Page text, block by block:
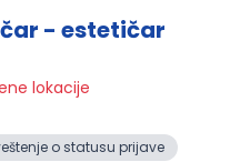
- estetičar
lokacije
o statusu prijave